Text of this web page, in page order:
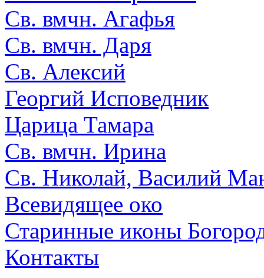
Св. вмчн. Агафья
Св. вмчн. Даря
Св. Алексий
Георгий Исповедник
Царица Тамара
Св. вмчн. Ирина
Св. Николай, Василий
Всевидящее око
Старинные иконы
Контакты